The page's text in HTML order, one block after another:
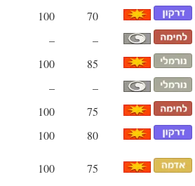
70
100
–
–
85
100
–
–
75
100
80
100
75
100